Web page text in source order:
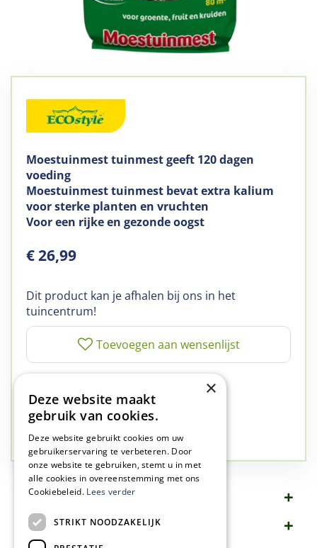
Moestuinmest tuinmest geeft 120 dagen
voeding
Moestuinmest tuinmest bevat extra kalium
voor sterke planten en vruchten
Voor een rijke en gezonde oogst
€26,99
Dit product kan je afhalen bij ons in het
tuincentrum!
✅A-kwaliteit service
✅77 jaar familie bedrijf
✅Groen, dat is wat we doen
Omschrijving
Specificaties
×
Deze website maakt
gebruik van cookies.
Deze website gebruikt cookies om uw
gebruikerservaring te verbeteren. Door
onze website te gebruiken, stemt u in met
alle cookies in overeenstemming met ons
Cookiebeleid. Lees verder
STRIKT NOODZAKELIJK